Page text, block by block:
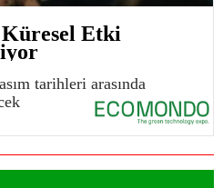
Küresel Etki
tarihleri arasında